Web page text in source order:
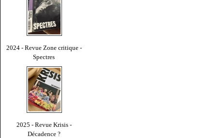
2024 - Revue Zone critique -
Spectres
2025 - Revue Krisis -
Décadence ?